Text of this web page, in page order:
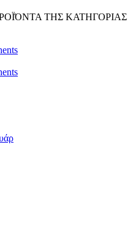
ΤΗΣ ΚΑΤΗΓΟΡΙΑΣ